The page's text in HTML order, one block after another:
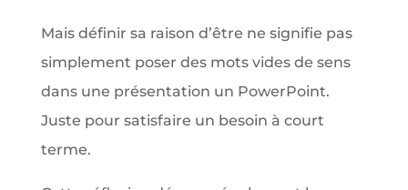
Mais définir sa raison d’être ne signifie pas
simplement poser des mots vides de sens
dans une présentation un PowerPoint.
Juste pour satisfaire un besoin à court
terme.